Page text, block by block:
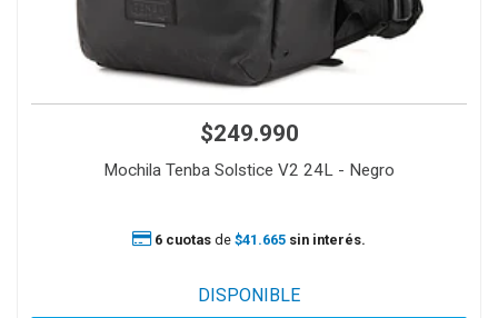
$249.990
Mochila Tenba Solstice V2 24L - Negro
6 cuotas de $41.665 sin interés.
DISPONIBLE